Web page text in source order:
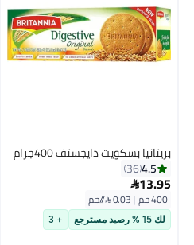
بريتانيا بسكويت دايجستف 400جرام
4.5
36
13.95
400 جم |
لك 15 % رصيد مسترجع + 3